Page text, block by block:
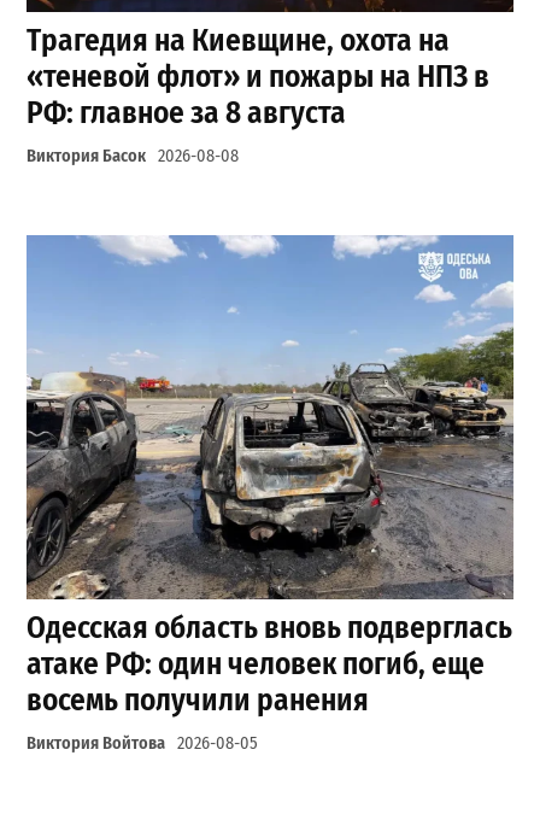
Трагедия на Киевщине, охота на
«теневой флот» и пожары на НПЗ в
РФ: главное за 8 августа
Виктория Басок 2026-08-08
Одесская область вновь подверглась
атаке РФ: один человек погиб, еще
восемь получили ранения
Виктория Войтова 2026-08-05